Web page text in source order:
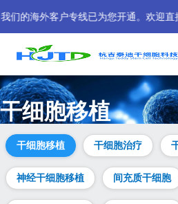
海外客户专线已为您开通。欢迎直接
干细胞移植
专注干细胞移植前沿动态，涵盖无化疗“
供体干细胞、iPSC衍生细胞治疗等革命
破、FDA新药获批（Orca-T）与国家科技
干细胞移植 干细胞治疗
神经干细胞移植 间充质干细胞